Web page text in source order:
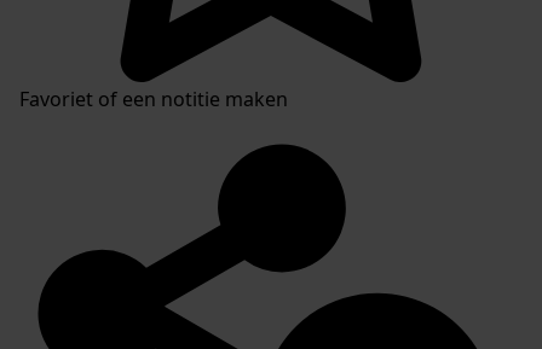
Favoriet of een notitie maken